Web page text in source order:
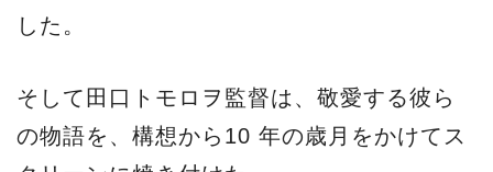
した。
そして⽥⼝トモロヲ監督は、敬愛する彼ら
の物語を、構想から10 年の歳⽉をかけてス